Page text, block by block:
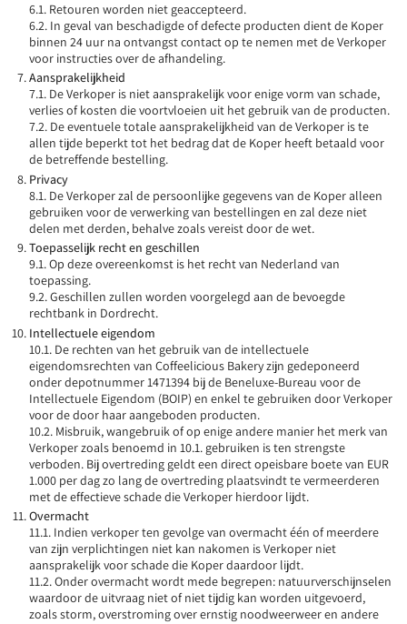
6.1. Retouren worden niet geaccepteerd.
6.2. In geval van beschadigde of defecte producten dient de Koper
binnen 24 uur na ontvangst contact op te nemen met de Verkoper
voor instructies over de afhandeling.
Aansprakelijkheid
7.1. De Verkoper is niet aansprakelijk voor enige vorm van schade,
verlies of kosten die voortvloeien uit het gebruik van de producten.
7.2. De eventuele totale aansprakelijkheid van de Verkoper is te
allen tijde beperkt tot het bedrag dat de Koper heeft betaald voor
de betreffende bestelling.
Privacy
8.1. De Verkoper zal de persoonlijke gegevens van de Koper alleen
gebruiken voor de verwerking van bestellingen en zal deze niet
delen met derden, behalve zoals vereist door de wet.
Toepasselijk recht en geschillen
9.1. Op deze overeenkomst is het recht van Nederland van
toepassing.
9.2. Geschillen zullen worden voorgelegd aan de bevoegde
rechtbank in Dordrecht.
Intellectuele eigendom
10.1. De rechten van het gebruik van de intellectuele
eigendomsrechten van Coffeelicious Bakery zijn gedeponeerd
onder depotnummer 1471394 bij de Beneluxe-Bureau voor de
Intellectuele Eigendom (BOIP) en enkel te gebruiken door Verkoper
voor de door haar aangeboden producten.
10.2. Misbruik, wangebruik of op enige andere manier het merk van
Verkoper zoals benoemd in 10.1. gebruiken is ten strengste
verboden. Bij overtreding geldt een direct opeisbare boete van EUR
1.000 per dag zo lang de overtreding plaatsvindt te vermeerderen
met de effectieve schade die Verkoper hierdoor lijdt.
Overmacht
11.1. Indien verkoper ten gevolge van overmacht één of meerdere
van zijn verplichtingen niet kan nakomen is Verkoper niet
aansprakelijk voor schade die Koper daardoor lijdt.
11.2. Onder overmacht wordt mede begrepen: natuurverschijnselen
waardoor de uitvraag niet of niet tijdig kan worden uitgevoerd,
zoals storm, overstroming over ernstig noodweerweer en andere